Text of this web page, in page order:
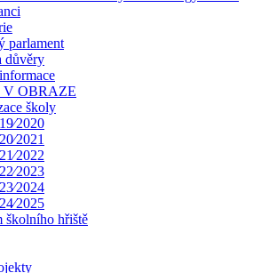
parlament
důvěry
V OBRAZE
školy
školního hřiště